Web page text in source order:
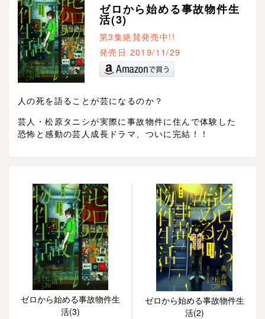
ゼロから始める事故物件生
活(3)
第3集絶賛発売中!!
発売日 2019/11/29
人の死を語ることが芸になるのか？
芸人・松原タニシが実際に事故物件に住んで体験した
恐怖と感動の芸人成長ドラマ、ついに完結！！
ゼロから始める事故物件生
活(3)
ゼロから始める事故物件生
活(2)